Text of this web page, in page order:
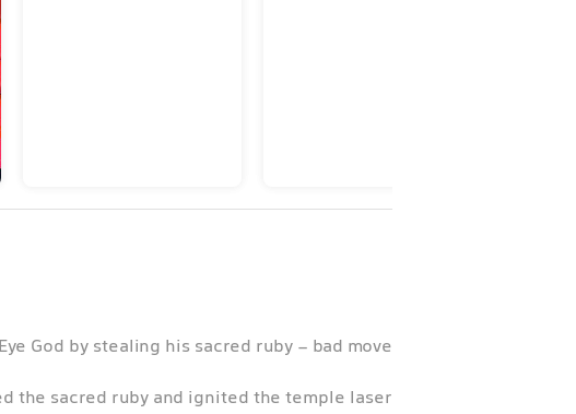
God by stealing his sacred ruby - bad move.
the sacred ruby and ignited the temple laser.